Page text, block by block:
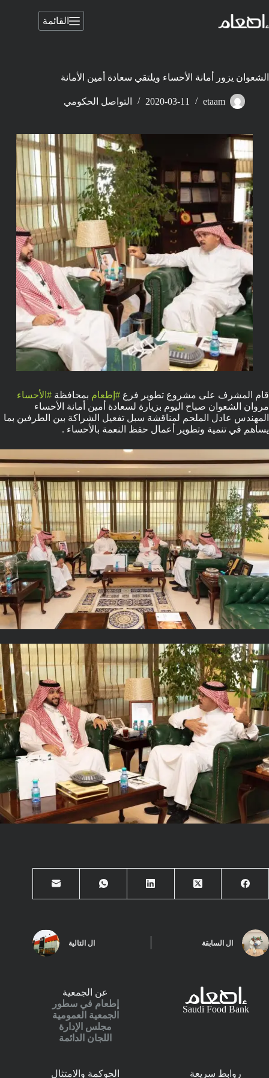
إلى
المحتوى
القائمة
الشعوان يزور أمانة الأحساء ويلتقي سعادة أمين الأمانة
etaam
2020-03-11 التواصل الحكومي
قام المشرف على مشروع تطوير فرع #إطعام بمحافظة #الأحساء
مروان الشعوان صباح اليوم بزيارة لسعادة أمين أمانة الأحساء
المهندس عادل الملحم لمناقشة سبل تفعيل الشراكة بين الطرفين بما
يساهم في تنمية وتطوير أعمال حفظ النعمة بالأحساء .
ال السابقة ال التالية
Saudi Food Bank
عن الجمعية
إطعام في سطور
الجمعية العمومية
مجلس الإدارة
اللجان الدائمة
روابط سريعة الحوكمة والامتثال